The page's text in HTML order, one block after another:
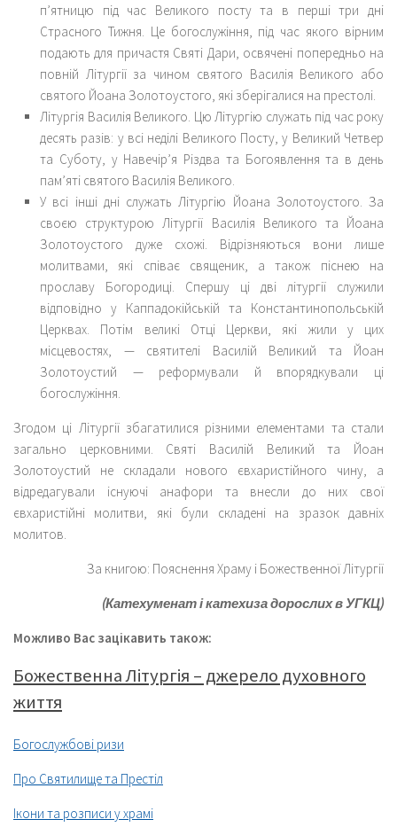
п’ятницю під час Великого посту та в перші три дні
Страсного Тижня. Це богослужіння, під час якого вірним
подають для причастя Святі Дари, освячені попередньо на
повній Літургії за чином святого Василія Великого або
святого Йоана Золотоустого, які зберігалися на престолі.
Літургія Василія Великого. Цю Літургію служать під час року
десять разів: у всі неділі Великого Посту, у Великий Четвер
та Суботу, у Навечір’я Різдва та Богоявлення та в день
пам’яті святого Василія Великого.
У всі інші дні служать Літургію Йоана Золотоустого. За
своєю структурою Літургії Василія Великого та Йоана
Золотоустого дуже схожі. Відрізняються вони лише
молитвами, які співає священик, а також піснею на
прославу Богородиці. Спершу ці дві літургії служили
відповідно у Каппадокійській та Константинопольській
Церквах. Потім великі Отці Церкви, які жили у цих
місцевостях, — святителі Василій Великий та Йоан
Золотоустий — реформували й впорядкували ці
богослужіння.
Згодом ці Літургії збагатилися різними елементами та стали
загально церковними. Святі Василій Великий та Йоан
Золотоустий не складали нового євхаристійного чину, а
відредагували існуючі анафори та внесли до них свої
євхаристійні молитви, які були складені на зразок давніх
молитов.
За книгою: Пояснення Храму і Божественної Літургії
(Катехуменат і катехиза дорослих в УГКЦ)
Можливо Вас зацікавить також:
Божественна Літургія – джерело духовного
життя
Богослужбові ризи
Про Святилище та Престіл
Ікони та розписи у храмі